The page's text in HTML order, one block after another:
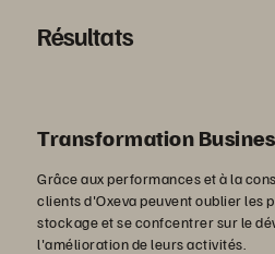
Résultats
Transformation
Grâce aux performances et à la
clients d'Oxeva peuvent oublier les
stockage et se confcentrer sur le
l'amélioration de leurs activités.